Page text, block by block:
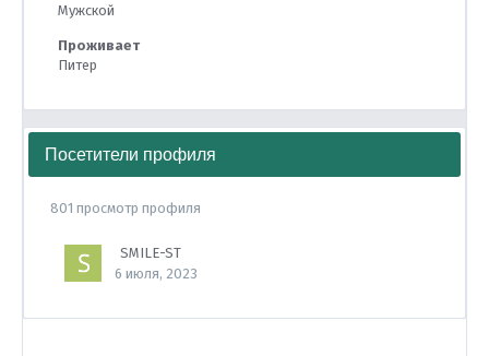
Мужской
Проживает
Питер
Посетители профиля
801 просмотр профиля
SMILE-ST
6 июля, 2023